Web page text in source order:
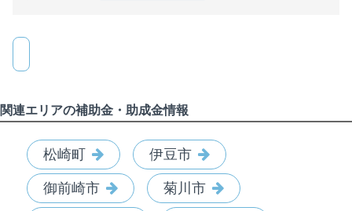
関連エリアの補助金・助成金情報
松崎町 伊豆市
御前崎市 菊川市